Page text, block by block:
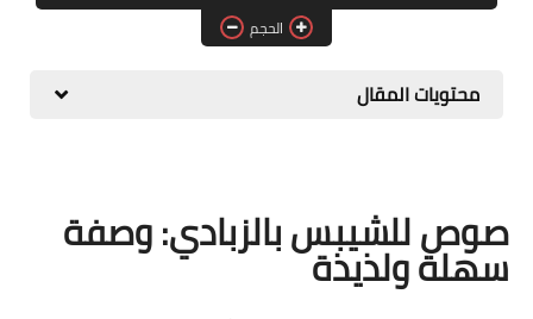
حلويات
الحجم
محتويات المقال
صوص للشيبس بالزبادي: وصفة
سهلة ولذيذة